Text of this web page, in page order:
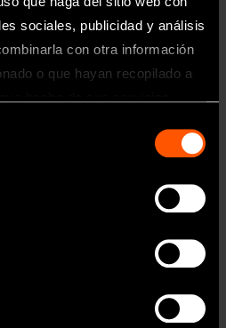
sociales, publicidad y análisis
con otra información
o que hayan recopilado a
exclusivamente